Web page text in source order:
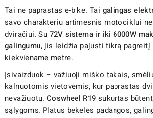
Tai ne paprastas e-bike. Tai galingas
savo charakteriu artimesnis motociklui
dviračiui. Su 72V sistema ir iki 6000W
galingumu, jis leidžia pajusti tikrą pagreitį
kiekviename metre.
Įsivaizduok – važiuoji miško takais,
kalnuotomis vietovėmis, kur paprastas
nevažiuotų. Coswheel R19 sukurtas
sąlygoms. Platus bekelės padangos,